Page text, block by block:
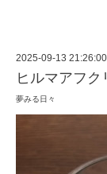
2025-09-13 21:26:00
ヒルマアフク
夢みる日々